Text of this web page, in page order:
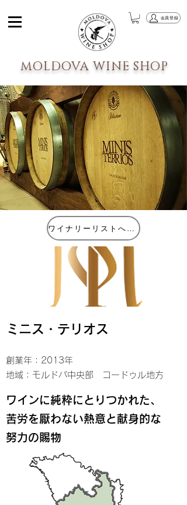
会員登録
MOLDOVA WINE SHOP
ワイナリーリストへ戻る
ミニス・テリオス
創業年：2013年
地域： モルドバ中央部 コードゥル地方
ワインに純粋にとりつかれた、
苦労を厭わない熱意と献身的な
努力の賜物